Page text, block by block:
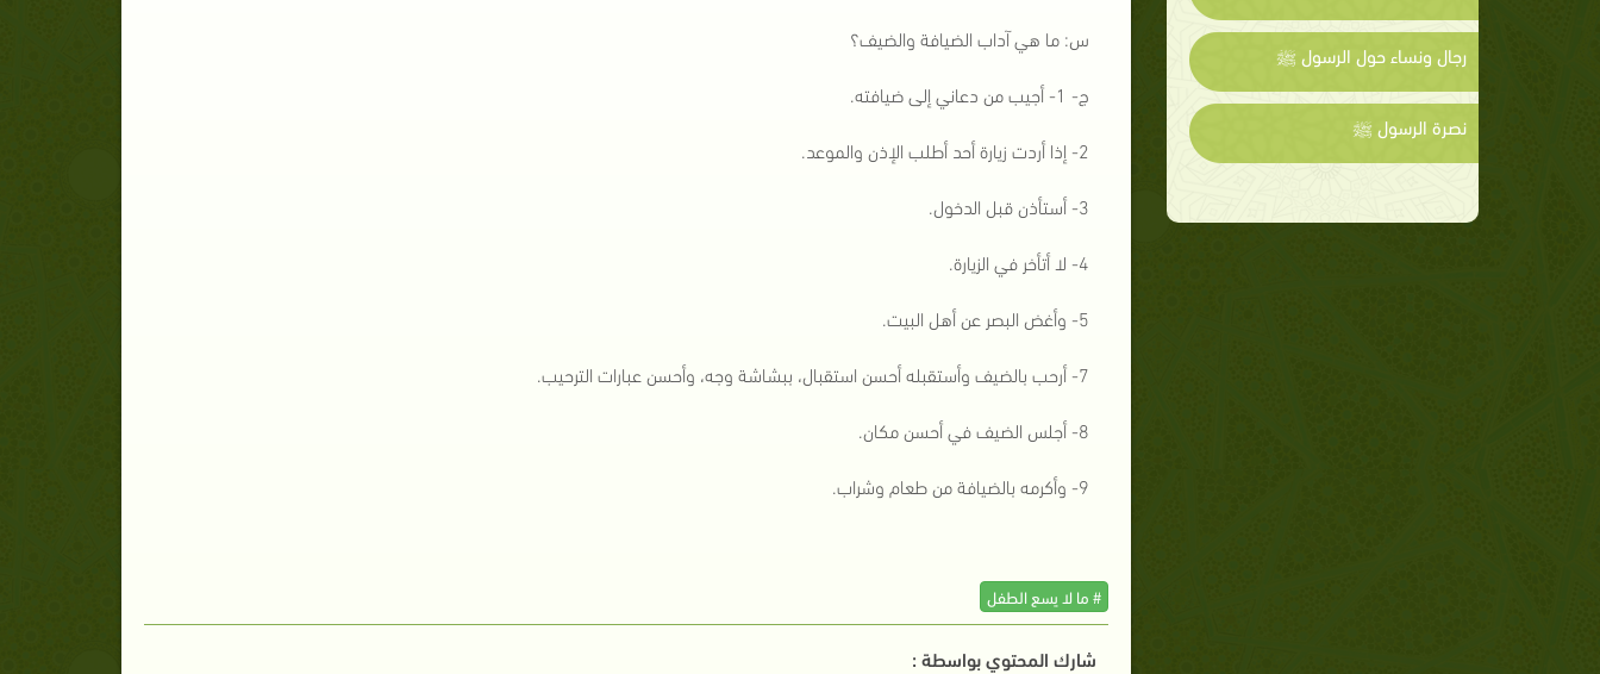
رجال ونساء حول الرسول ﷺ
نصرة الرسول ﷺ
س: ما هي آداب الضيافة والضيف؟
ج- 1- أجيب من دعاني إلى ضيافته.
2- إذا أردت زيارة أحد أطلب الإذن والموعد.
3- أستأذن قبل الدخول.
4- لا أتأخر في الزيارة.
5- وأغض البصر عن أهل البيت.
7- أرحب بالضيف وأستقبله أحسن استقبال، ببشاشة وجه، وأحسن عبارات الترحيب.
8- أجلس الضيف في أحسن مكان.
9- وأكرمه بالضيافة من طعام وشراب.
# ما لا يسع الطفل
شارك المحتوي بواسطة :